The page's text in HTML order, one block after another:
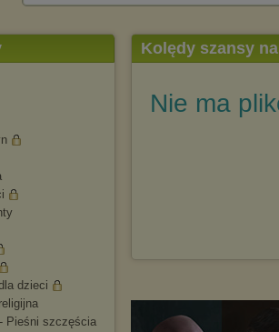
dzieci
Pieśni szczęścia
Kolędy szansy
Nie ma